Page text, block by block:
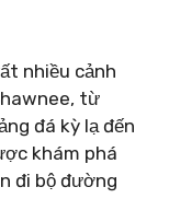
nhiều cảnh
từ
đá kỳ lạ đến
khám phá
đi bộ đường